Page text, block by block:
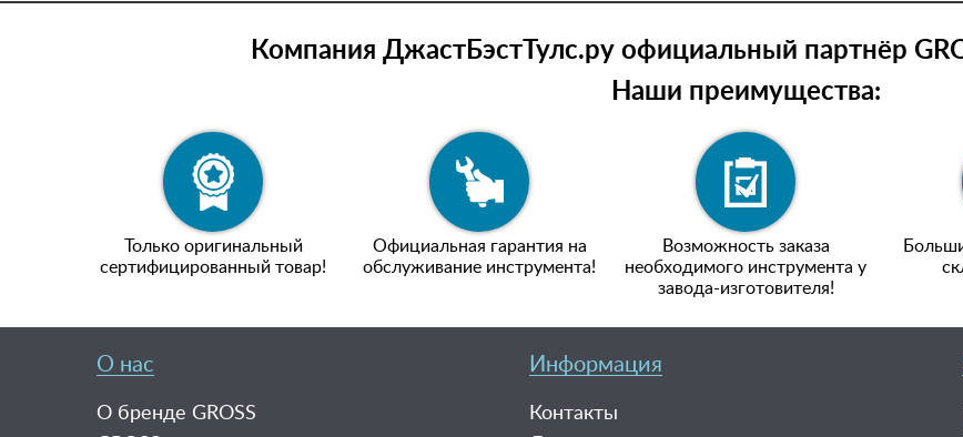
Компания ДжастБэстТулс.ру официальный партнёр
Наши преимущества:
Только оригинальный
сертифицированный товар!
Официальная гарантия на
обслуживание инструмента!
Возможность заказа
необходимого инструмента у
завода-изготовителя!
О нас
О бренде GROSS
Информация
Контакты